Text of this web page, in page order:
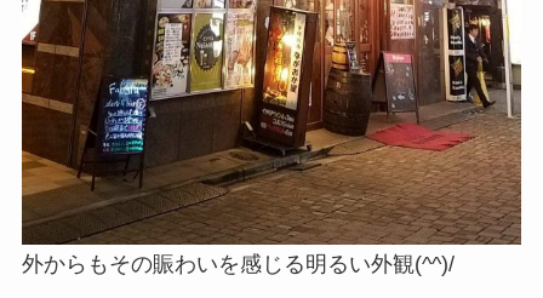
外からもその賑わいを感じる明るい外観(^^)/